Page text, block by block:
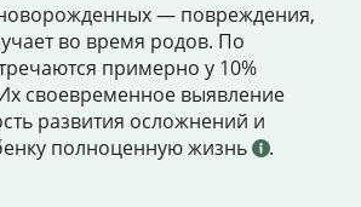
— повреждения,
во время родов. По
примерно у 10%
своевременное выявление
развития осложнений и
полноценную жизнь
.